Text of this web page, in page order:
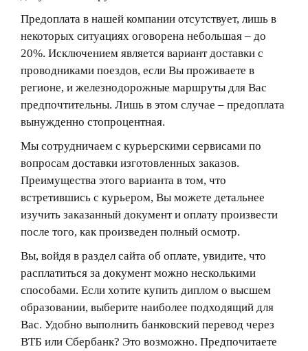
Предоплата в нашей компании отсутствует, лишь в
некоторых ситуациях оговорена небольшая – до
20%. Исключением является вариант доставки с
проводниками поездов, если Вы проживаете в
регионе, и железнодорожные маршруты для Вас
предпочтительны. Лишь в этом случае – предоплата
вынужденно стопроцентная.
Мы сотрудничаем с курьерскими сервисами по
вопросам доставки изготовленных заказов.
Преимущества этого варианта в том, что
встретившись с курьером, Вы можете детальнее
изучить заказанный документ и оплату произвести
после того, как произведен полный осмотр.
Вы, войдя в раздел сайта об оплате, увидите, что
расплатиться за документ можно несколькими
способами. Если хотите купить диплом о высшем
образовании, выберите наиболее подходящий для
Вас. Удобно выполнить банковский перевод через
ВТБ или Сбербанк? Это возможно. Предпочитаете